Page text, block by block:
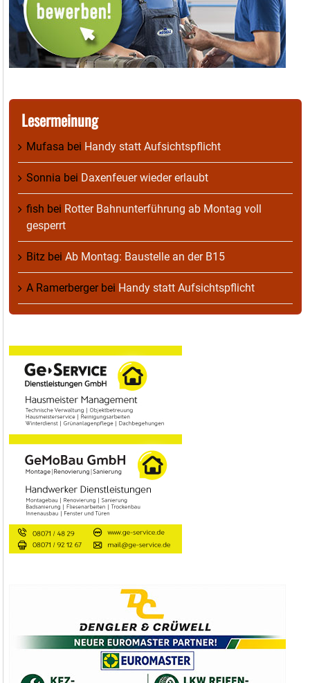
Lesermeinung
Mufasa bei Handy statt Aufsichtspflicht
Sonnia bei Daxenfeuer wieder erlaubt
fish bei Rotter Bahnunterführung ab Montag voll
gesperrt
Bitz bei Ab Montag: Baustelle an der B15
A Ramerbergerbei Handy statt Aufsichtspflicht